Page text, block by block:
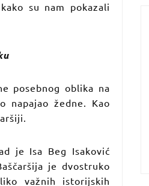
su nam pokazali
posebnog oblika na
žedne. Kao
je Isa Beg Isaković
je dvostruko
važnih istorijskih